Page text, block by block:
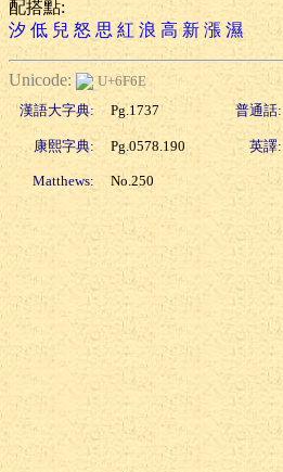
配搭點:
汐 低 兒 怒 思 紅 浪 高 新 漲 濕
Unicode:
U+6F6E
漢語大字典:
Pg.1737 普通話:
康熙字典: Pg.0578.190 英譯:
Matthews: No.250